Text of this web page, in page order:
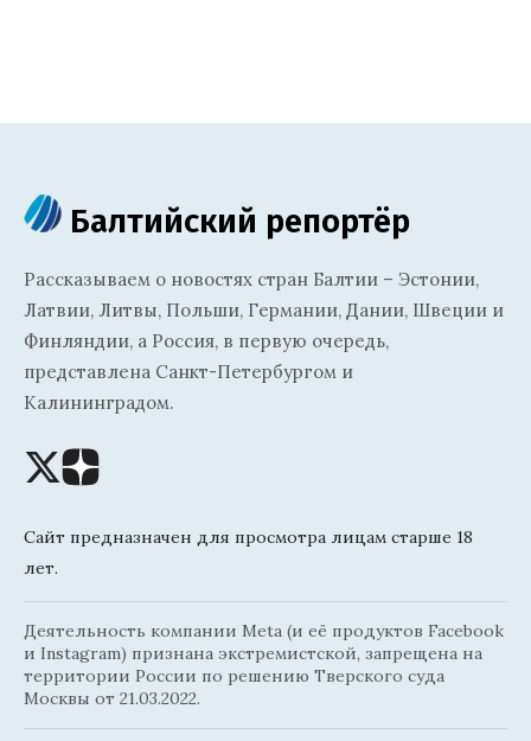
Балтийский репортёр
Рассказываем о новостях стран Балтии – Эстонии,
Латвии, Литвы, Польши, Германии, Дании, Швеции и
Финляндии, а Россия, в первую очередь,
представлена Санкт-Петербургом и
Калининградом.
Сайт предназначен для просмотра лицам старше 18
лет.
Деятельность компании Meta (и её продуктов Facebook
и Instagram) признана экстремистской, запрещена на
территории России по решению Тверского суда
Москвы от 21.03.2022.